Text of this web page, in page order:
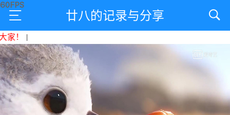
廿八的记录与分享
|